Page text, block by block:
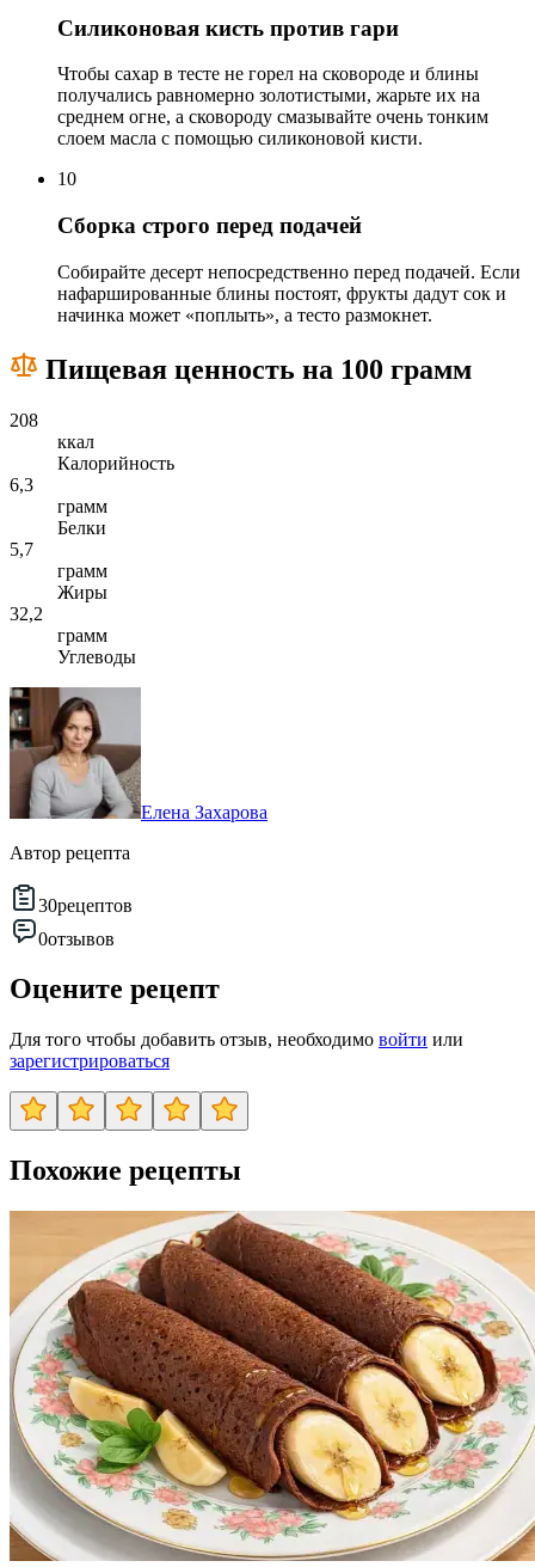
Силиконовая кисть против гари
Чтобы сахар в тесте не горел на сковороде и блины
получались равномерно золотистыми, жарьте их на
среднем огне, а сковороду смазывайте очень тонким
слоем масла с помощью силиконовой кисти.
10
Сборка строго перед подачей
Собирайте десерт непосредственно перед подачей. Если
нафаршированные блины постоят, фрукты дадут сок и
начинка может «поплыть», а тесто размокнет.
Пищевая ценность на 100 грамм
208
ккал
Калорийность
6,3
грамм
Белки
5,7
грамм
Жиры
32,2
грамм
Углеводы
Елена Захарова
Автор рецепта
30рецептов
0отзывов
Оцените рецепт
Для того чтобы добавить отзыв, необходимо войти или
зарегистрироваться
Похожие рецепты